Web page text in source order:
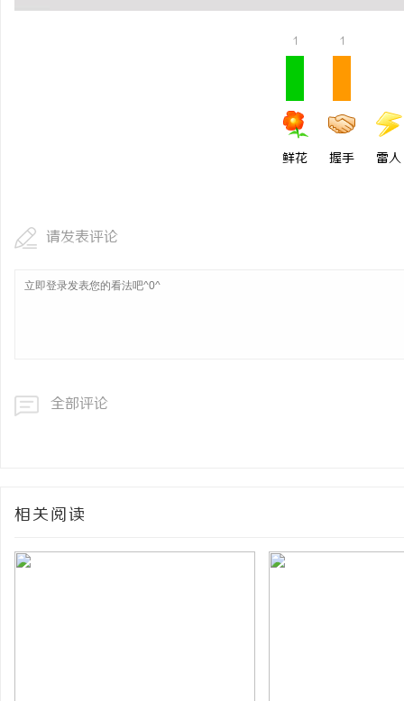
1
鲜花
1
握手 雷人
请发表评论
全部评论
相关阅读